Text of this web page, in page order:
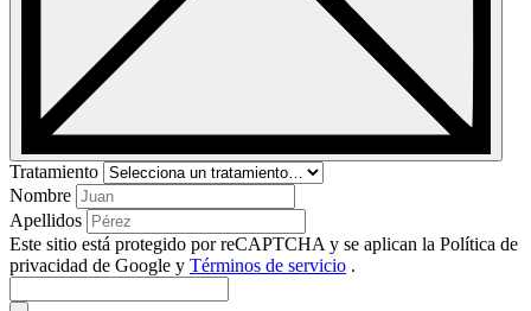
Tratamiento
Nombre
Apellidos
Este sitio está protegido por reCAPTCHA y se aplican la Política de
privacidad de Google y Términos de servicio .